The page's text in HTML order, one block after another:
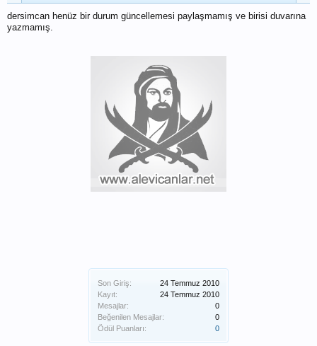
Son Giriş:
24 Temmuz 2010
Kayıt:
24 Temmuz 2010
Mesajlar:
0
Beğenilen Mesajlar:
0
Ödül Puanları:
0
dersimcan henüz bir durum güncellemesi paylaşmamış ve birisi duvarına
yazmamış.